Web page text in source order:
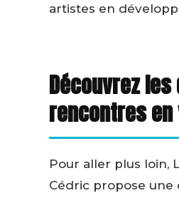
artistes en
Découvrez
rencontres en
Pour aller plus loin,
Cédric propose une